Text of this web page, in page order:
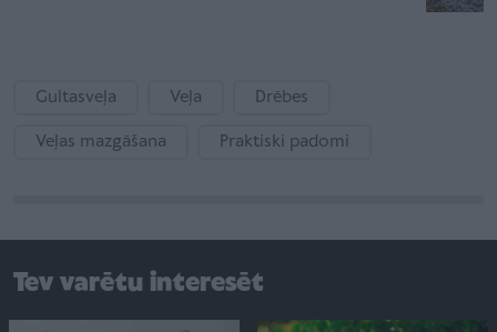
Gultasveļa Veļa Drēbes
Veļas mazgāšana Praktiski padomi
Tev varētu interesēt